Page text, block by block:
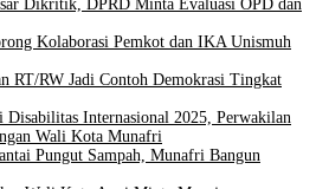
Dikritik, DPRD Minta Evaluasi OPD dan
Kolaborasi Pemkot dan IKA Unismuh
RT/RW Jadi Contoh Demokrasi Tingkat
Disabilitas Internasional 2025, Perwakilan
Wali Kota Munafri
Pungut Sampah, Munafri Bangun